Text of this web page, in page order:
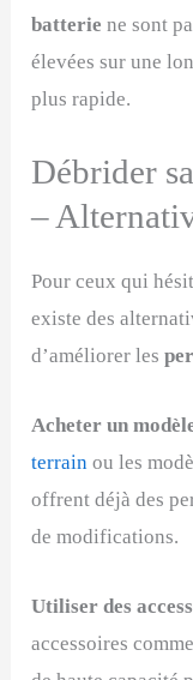
batterie ne sont
élevées sur une
plus rapide.
Débrider
–
Pour ceux qui
existe des
d’améliorer les
Acheter un
terrain ou les
offrent déjà des
de modifications.
Utiliser des
accessoires